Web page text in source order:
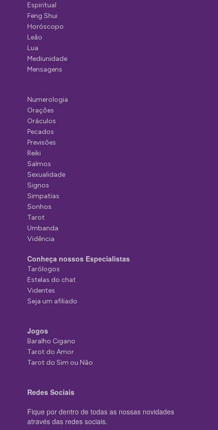
Espiritual
Feng Shui
Horóscopo
Leão
Lua
Mediunidade
Mensagens
Numerologia
Orações
Oráculos
Pecados
Previsões
Reiki
Salmos
Sexualidade
Signos
Simpatias
Sonhos
Tarot
Umbanda
Vidência
Conheça nossos Especialistas
Tarólogos
Estelas do chat
Videntes
Seja um afiliado
Jogos
Baralho Cigano
Tarot do Amor
Tarot do Sim ou Não
Redes Sociais
Fique por dentro de todas as nossas novidades
através das redes sociais.